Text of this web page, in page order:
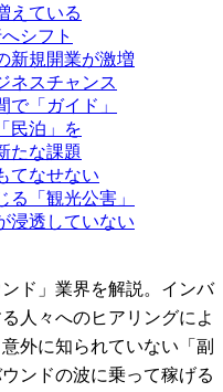
えている
シフト
新規開業が激増
ネスチャンス
「ガイド」
民泊」を
たな課題
てなせない
「観光公害」
浸透していない
ド」業界を解説。インバ
人々へのヒアリングによ
外に知られていない「副
ンドの波に乗って稼げる